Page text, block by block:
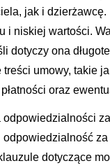
jak i
i niskiej wartości.
dotyczy ona
umowy, takie
oraz
dotyczące